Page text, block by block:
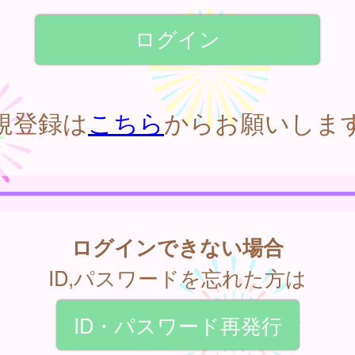
登録はこちらからお願いしま
ログインできない場合
ID,パスワードを忘れた方は
ID・パスワード再発行